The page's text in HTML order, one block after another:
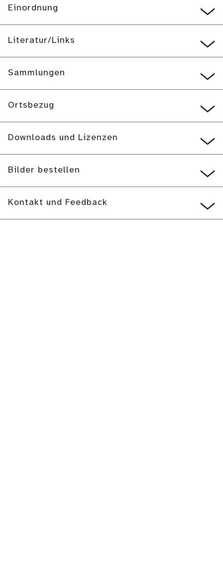
Einordnung
Literatur/Links
Sammlungen
Ortsbezug
Downloads und Lizenzen
Bilder bestellen
Kontakt und Feedback